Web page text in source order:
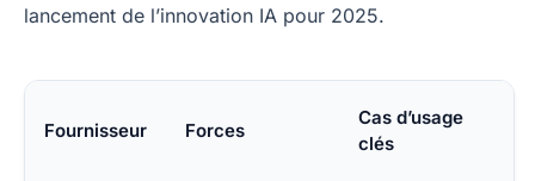
lancement de l’innovation IA pour 2025.
Fournisseur Forces
Cas d’usage
clés